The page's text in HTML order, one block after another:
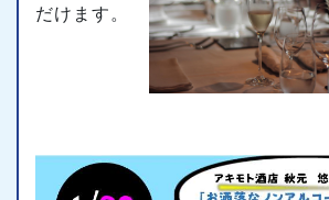
だけます。